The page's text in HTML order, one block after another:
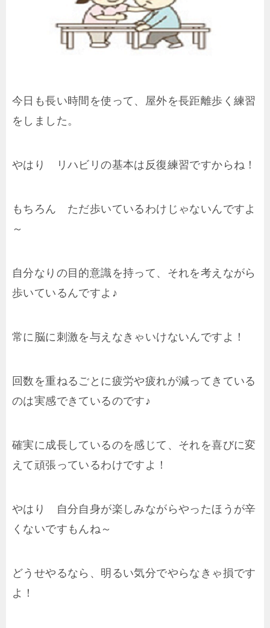
今日も長い時間を使って、屋外を長距離歩く練習
をしました。
やはり リハビリの基本は反復練習ですからね！
もちろん ただ歩いているわけじゃないんですよ
～
自分なりの目的意識を持って、それを考えながら
歩いているんですよ♪
常に脳に刺激を与えなきゃいけないんですよ！
回数を重ねるごとに疲労や疲れが減ってきている
のは実感できているのです♪
確実に成長しているのを感じて、それを喜びに変
えて頑張っているわけですよ！
やはり 自分自身が楽しみながらやったほうが辛
くないですもんね～
どうせやるなら、明るい気分でやらなきゃ損です
よ！